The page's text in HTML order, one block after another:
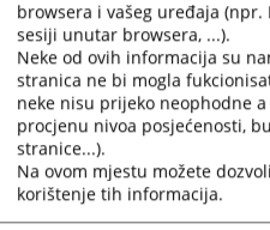
browsera i vašeg uređaja
sesiji unutar browsera, ...).
Neke od ovih informacija su
stranica ne bi mogla
neke nisu prijeko neophodne
procjenu nivoa posjećenosti,
stranice...).
Na ovom mjestu možete
korištenje tih informacija.